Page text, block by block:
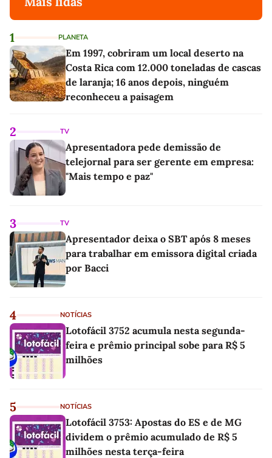
1 PLANETA
Em 1997, cobriram um local deserto na
Costa Rica com 12.000 toneladas de cascas
de laranja; 16 anos depois, ninguém
reconheceu a paisagem
2 TV
Apresentadora pede demissão de
telejornal para ser gerente em empresa:
"Mais tempo e paz"
3 TV
Apresentador deixa o SBT após 8 meses
para trabalhar em emissora digital criada
por Bacci
4 NOTÍCIAS
Lotofácil 3752 acumula nesta segunda-
feira e prêmio principal sobe para R$ 5
milhões
5 NOTÍCIAS
Lotofácil 3753: Apostas do ES e de MG
dividem o prêmio acumulado de R$ 5
milhões nesta terça-feira